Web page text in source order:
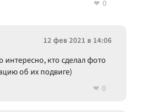
0
12 фев 2021 в 14:06
кто сделал фото
об их подвиге)
0